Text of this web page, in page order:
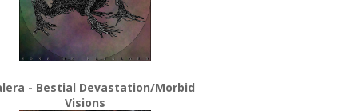
- Bestial Devastation/Morbid
Visions